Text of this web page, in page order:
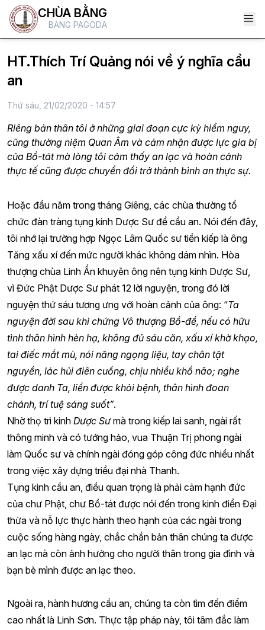
CHÙA BẰNG
BANG PAGODA
HT.Thích Trí Quảng nói về ý nghĩa cầu
an
Thứ sáu, 21/02/2020 - 14:57
Riêng bản thân tôi ở những giai đoạn cực kỳ hiểm nguy,
cũng thường niệm Quan Âm và cảm nhận được lực gia bị
của Bồ-tát mà lòng tôi cảm thấy an lạc và hoàn cảnh
thực tế cũng được chuyển đổi trở thành bình an thực sự.
Hoặc đầu năm trong tháng Giêng, các chùa thường tổ
chức đàn tràng tụng kinh Dược Sư để cầu an. Nói đến đây,
tôi nhớ lại trường hợp Ngọc Lâm Quốc sư tiền kiếp là ông
Tăng xấu xí đến mức người khác không dám nhìn. Hòa
thượng chùa Linh Ẩn khuyên ông nên tụng kinh Dược Sư,
vì Đức Phật Dược Sư phát 12 lời nguyện, trong đó lời
nguyện thứ sáu tương ưng với hoàn cảnh của ông: “Ta
nguyện đời sau khi chứng Vô thượng Bồ-đề, nếu có hữu
tình thân hình hèn hạ, không đủ sáu căn, xấu xí khờ khạo,
tai điếc mắt mù, nói năng ngọng liệu, tay chân tật
nguyền, lác hủi điên cuồng, chịu nhiều khổ não; nghe
được danh Ta, liền được khỏi bệnh, thân hình đoan
chánh, trí tuệ sáng suốt”.
Nhờ thọ trì kinh Dược Sưmà trong kiếp lai sanh, ngài rất
thông minh và có tướng hảo, vua Thuận Trị phong ngài
làm Quốc sư và chính ngài đóng góp công đức nhiều nhất
trong việc xây dựng triều đại nhà Thanh.
Tụng kinh cầu an, điều quan trọng là phải cảm hạnh đức
của chư Phật, chư Bồ-tát được nói đến trong kinh điển Đại
thừa và nỗ lực thực hành theo hạnh của các ngài trong
cuộc sống hàng ngày, chắc chắn bản thân chúng ta được
an lạc mà còn ảnh hưởng cho người thân trong gia đình và
bạn bè mình được an lạc theo.
Ngoài ra, hành hương cầu an, chúng ta còn tìm đến điểm
cao nhất là Linh Sơn. Thực tập pháp này, tôi tâm đắc làm